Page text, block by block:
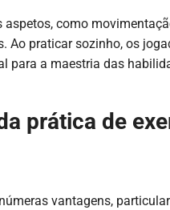
como
Ao praticar sozinho, os
para a maestria das
prática de
vantagens,